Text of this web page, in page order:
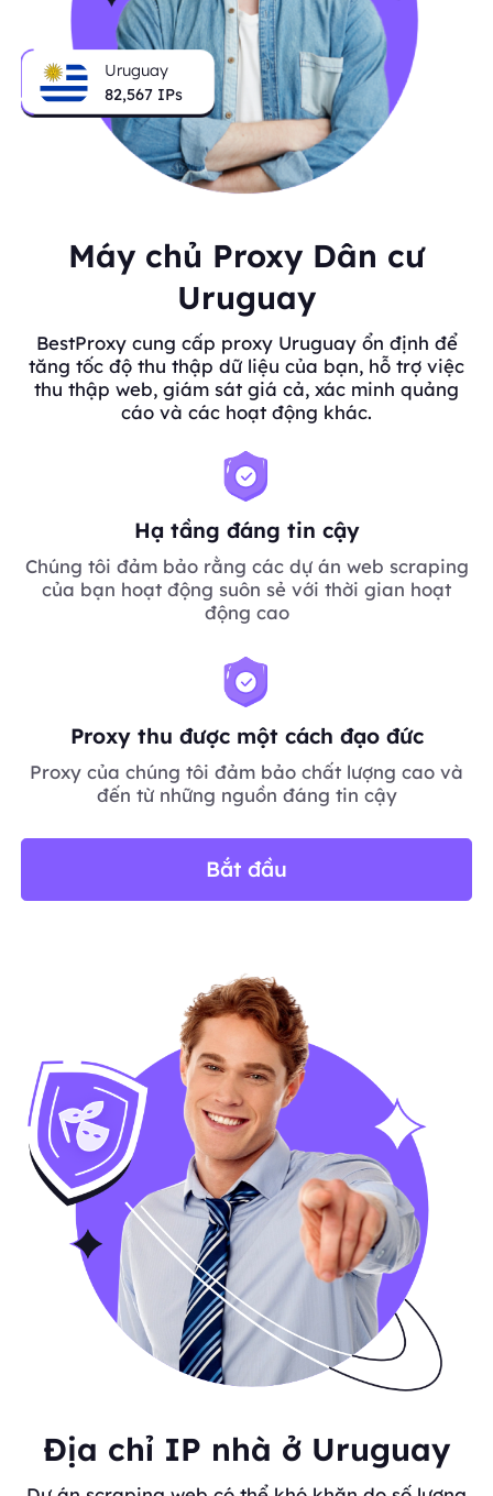
Uruguay
82,567 IPs
Máy chủ Proxy Dân cư
Uruguay
BestProxy cung cấp proxy Uruguay ổn định để
tăng tốc độ thu thập dữ liệu của bạn, hỗ trợ việc
thu thập web, giám sát giá cả, xác minh quảng
cáo và các hoạt động khác.
Hạ tầng đáng tin cậy
Chúng tôi đảm bảo rằng các dự án web scraping
của bạn hoạt động suôn sẻ với thời gian hoạt
động cao
Proxy thu được một cách đạo đức
Proxy của chúng tôi đảm bảo chất lượng cao và
đến từ những nguồn đáng tin cậy
Bắt đầu
Địa chỉ IP nhà ở Uruguay